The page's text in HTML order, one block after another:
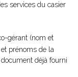
services du casier
gérant (nom et
prénoms de la
déjà fourni